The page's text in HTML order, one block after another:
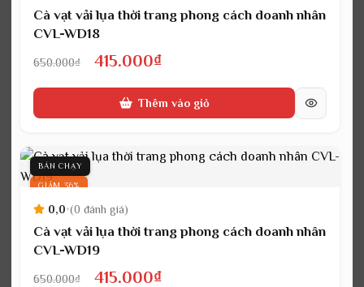
Cà vạt vải lụa thời trang phong cách doanh nhân
CVL-WD18
650.000₫
Giá
gốc
415.000₫Giá
hiện
tại
415.000₫.
Thêm vào giỏ
BÁN CHẠY
GIẢM 36%
0,0•(0 đánh giá)
Cà vạt vải lụa thời trang phong cách doanh nhân
CVL-WD19
650.000₫
Giá
415.000₫Giá